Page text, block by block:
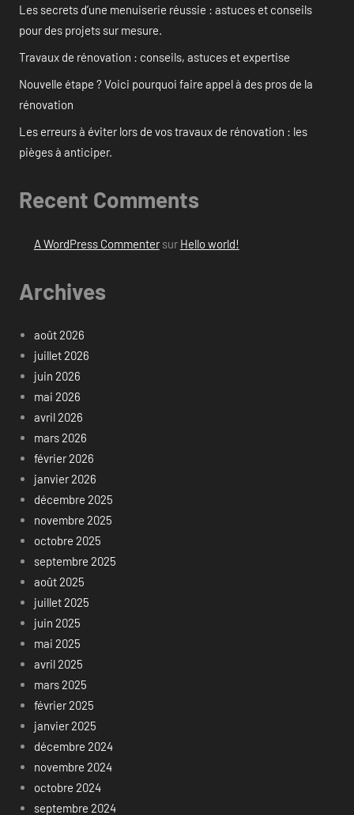
Les secrets d’une menuiserie réussie : astuces et conseils
pour des projets sur mesure.
Travaux de rénovation : conseils, astuces et expertise
Nouvelle étape ? Voici pourquoi faire appel à des pros de la
rénovation
Les erreurs à éviter lors de vos travaux de rénovation : les
pièges à anticiper.
Recent Comments
A WordPress Commentersur Hello world!
Archives
août 2026
juillet 2026
juin 2026
mai 2026
avril 2026
mars 2026
février 2026
janvier 2026
décembre 2025
novembre 2025
octobre 2025
septembre 2025
août 2025
juillet 2025
juin 2025
mai 2025
avril 2025
mars 2025
février 2025
janvier 2025
décembre 2024
novembre 2024
octobre 2024
septembre 2024